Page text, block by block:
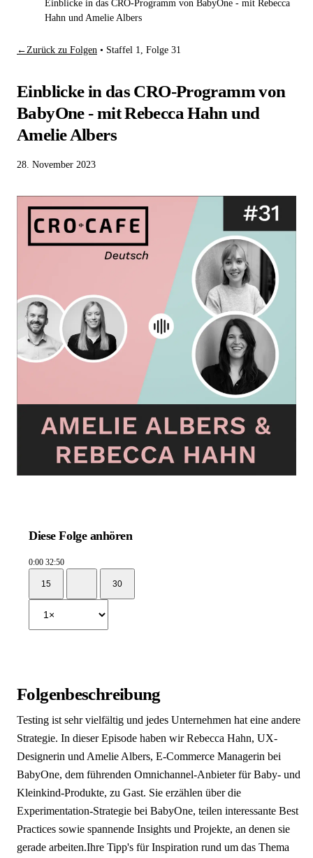
Einblicke in das CRO-Programm von BabyOne - mit Rebecca
Hahn und Amelie Albers
←Zurück zu Folgen • Staffel 1, Folge 31
Einblicke in das CRO-Programm von
BabyOne - mit Rebecca Hahn und
Amelie Albers
28. November 2023
Diese Folge anhören
0:00 32:50
15 30
Folgenbeschreibung
Testing ist sehr vielfältig und jedes Unternehmen hat eine andere
Strategie. In dieser Episode haben wir Rebecca Hahn, UX-
Designerin und Amelie Albers, E-Commerce Managerin bei
BabyOne, dem führenden Omnichannel-Anbieter für Baby- und
Kleinkind-Produkte, zu Gast. Sie erzählen über die
Experimentation-Strategie bei BabyOne, teilen interessante Best
Practices sowie spannende Insights und Projekte, an denen sie
gerade arbeiten.Ihre Tipp's für Inspiration rund um das Thema